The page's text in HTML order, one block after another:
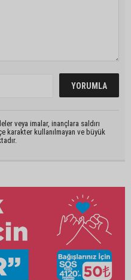
veya imalar, inançlara saldırı
karakter kullanılmayan ve büyük